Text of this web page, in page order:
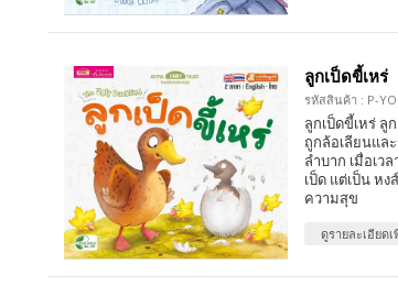
ลูกเป็ดขี้เหร่
รหัสสินค้า : P-
ลูกเป็ดขี้เหร่ ลู
ถูกล้อเลียนแล
ลำบาก เมื่อเว
เป็ด แต่เป็น ห
ความสุข
ดูรายละเอียดเ